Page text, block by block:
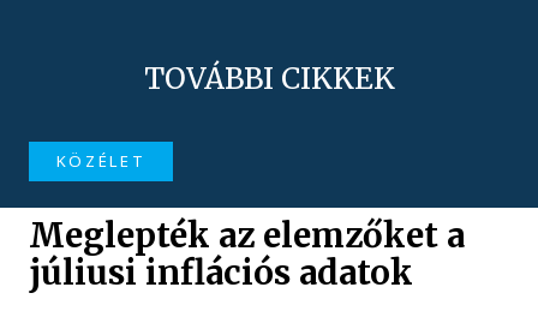
TOVÁBBI CIKKEK
KÖZÉLET
Meglepték az elemzőket a
júliusi inflációs adatok